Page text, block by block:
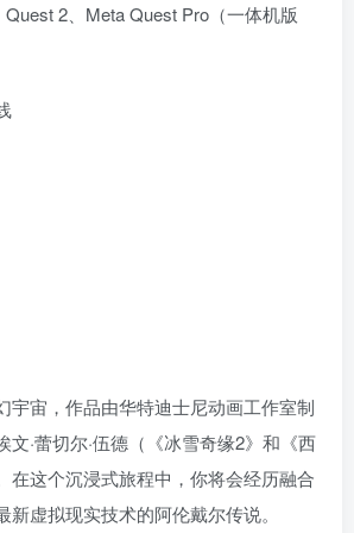
Quest 2、Meta Quest Pro（一体机版
宇宙，作品由华特迪士尼动画工作室制
文·蕾切尔·伍德（《冰雪奇缘2》和《西
在这个沉浸式旅程中，你将会经历融合
新虚拟现实技术的阿伦戴尔传说。